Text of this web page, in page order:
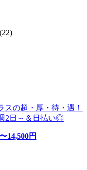
スの超・厚・待・遇！
2日～＆日払い◎
14,500円